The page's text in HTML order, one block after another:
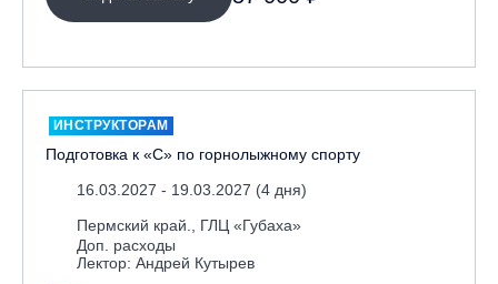
Нижегородская обл., СК «Хабарское»
Пермский край., ГЛЦ «Губаха»
Пермь, ГК «Жебреи»
Приморский край, ГЛК «Медвежья Долина»
Республика Алтай, ВК «Манжерок»
Республика Башкортостан, ГЛЦ "Банное"
Республика Башкортостан., с. Новоабзаково, ГЛЦ
ИНСТРУКТОРАМ
Подготовка к «С» по горнолыжному спорту
16.03.2027 - 19.03.2027 (4 дня)
Пермский край., ГЛЦ «Губаха»
Доп. расходы
Лектор: Андрей Кутырев